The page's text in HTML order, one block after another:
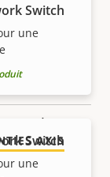
Switch
une
Switch
une
années de
contrôler les
petits
que nous
AXIS